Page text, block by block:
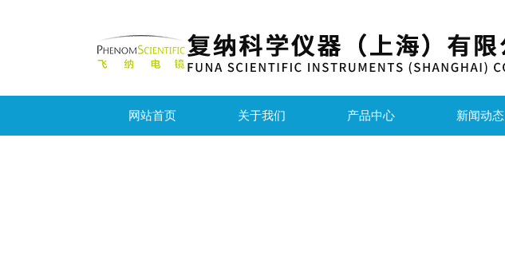
网站首页 关于我们 产品中心 新闻动态